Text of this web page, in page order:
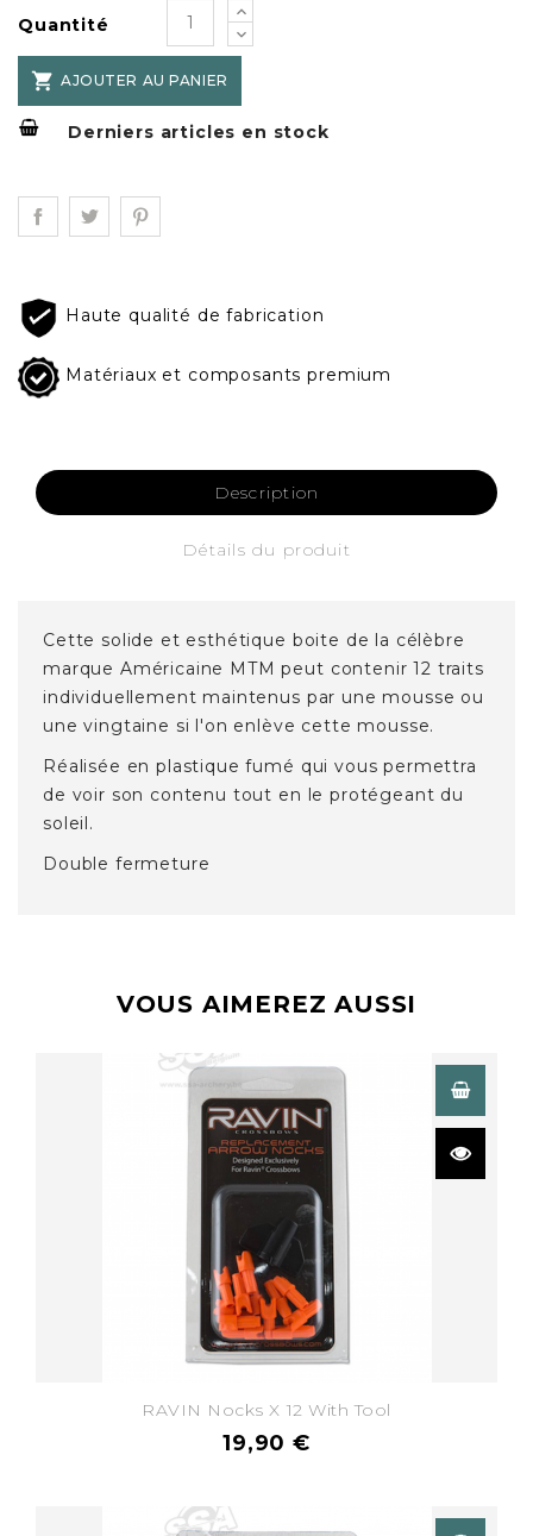
Quantité
 AJOUTER AU PANIER
Derniers articles en stock
Haute qualité de fabrication
Matériaux et composants premium
Description
Détails du produit
Cette solide et esthétique boite de la célèbre
marque Américaine MTM peut contenir 12 traits
individuellement maintenus par une mousse ou
une vingtaine si l'on enlève cette mousse.
Réalisée en plastique fumé qui vous permettra
de voir son contenu tout en le protégeant du
soleil.
Double fermeture
VOUS AIMEREZ AUSSI
RAVIN Nocks X 12 With Tool
19,90 €